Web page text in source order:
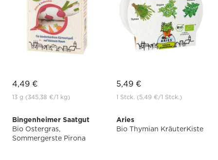
4,49 €
13 g (345,38 €/1 kg)
5,49 €
1 Stck. (5,49 €/1 Stck.)
Bingenheimer Saatgut
Bio Ostergras,
Sommergerste Pirona
Aries
Bio Thymian KräuterKiste